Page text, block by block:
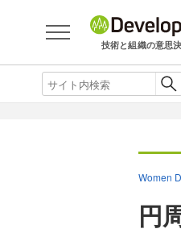
技術と組織の意思
Women
円